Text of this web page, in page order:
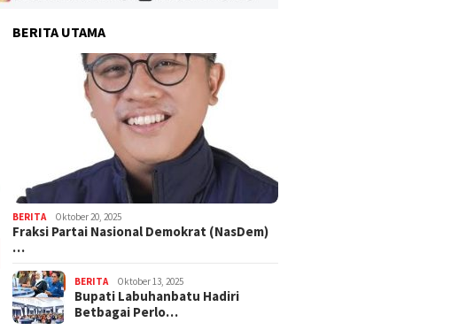
BERITA UTAMA
BERITA Oktober 20, 2025
Fraksi Partai Nasional Demokrat (NasDem)
…
BERITA Oktober 13, 2025
Bupati Labuhanbatu Hadiri
Betbagai Perlo…